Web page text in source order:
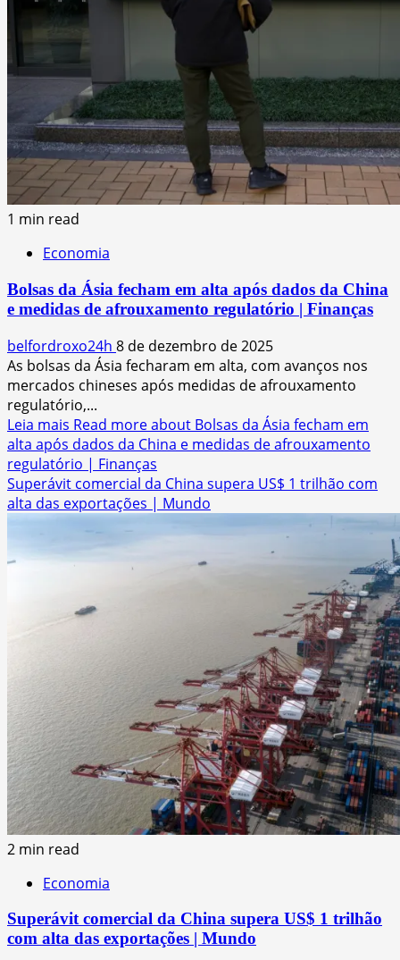
1 min read
Economia
Bolsas da Ásia fecham em alta após dados da China
e medidas de afrouxamento regulatório | Finanças
belfordroxo24h 8 de dezembro de 2025
As bolsas da Ásia fecharam em alta, com avanços nos
mercados chineses após medidas de afrouxamento
regulatório,...
Leia mais Read more about Bolsas da Ásia fecham em
alta após dados da China e medidas de afrouxamento
regulatório | Finanças
Superávit comercial da China supera US$ 1 trilhão com
alta das exportações | Mundo
2 min read
Economia
Superávit comercial da China supera US$ 1 trilhão
com alta das exportações | Mundo